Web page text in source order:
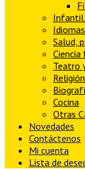
Infantil
Idiomas
Salud,
Teatro
Religión
Cocina
Otras
Novedades
Contáctenos
Mi cuenta
Lista de